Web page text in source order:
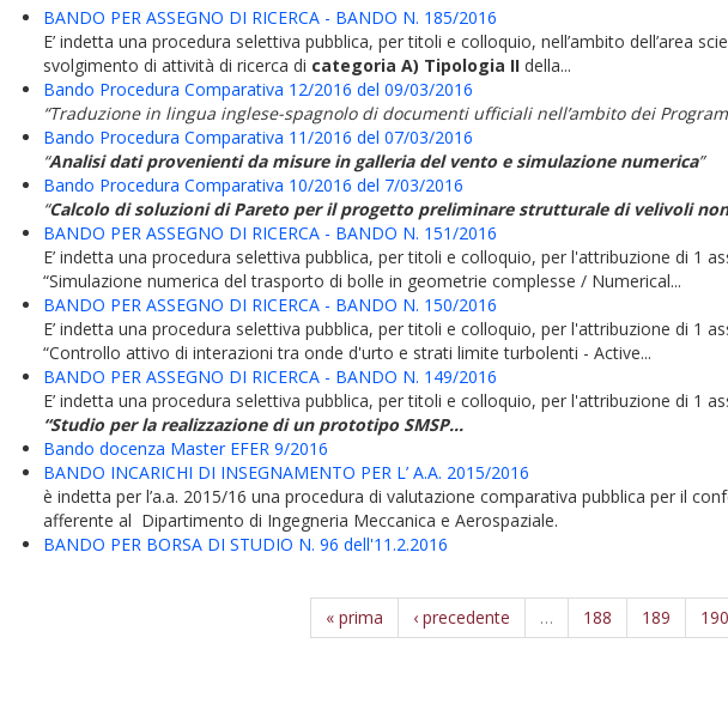
BANDO PER ASSEGNO DI RICERCA - BANDO N. 185/2016
E’ indetta una procedura selettiva pubblica, per titoli e colloquio, nell’ambito dell’area
svolgimento di attività di ricerca di categoria A) Tipologia II della...
Bando Procedura Comparativa 12/2016 del 09/03/2016
“Traduzione in lingua inglese-spagnolo di documenti ufficiali nell’ambito dei
Bando Procedura Comparativa 11/2016 del 07/03/2016
“Analisi dati provenienti da misure in galleria del vento e simulazione numerica”
Bando Procedura Comparativa 10/2016 del 7/03/2016
“Calcolo di soluzioni di Pareto per il progetto preliminare strutturale di velivoli
BANDO PER ASSEGNO DI RICERCA - BANDO N. 151/2016
E’ indetta una procedura selettiva pubblica, per titoli e colloquio, per l'attribuzione di 1
“Simulazione numerica del trasporto di bolle in geometrie complesse / Numerical...
BANDO PER ASSEGNO DI RICERCA - BANDO N. 150/2016
E’ indetta una procedura selettiva pubblica, per titoli e colloquio, per l'attribuzione di 1
“Controllo attivo di interazioni tra onde d'urto e strati limite turbolenti - Active...
BANDO PER ASSEGNO DI RICERCA - BANDO N. 149/2016
E’ indetta una procedura selettiva pubblica, per titoli e colloquio, per l'attribuzione di 1
“Studio per la realizzazione di un prototipo SMSP...
Bando docenza Master EFER 9/2016
BANDO INCARICHI DI INSEGNAMENTO PER L’ A.A. 2015/2016
è indetta per l’a.a. 2015/16 una procedura di valutazione comparativa pubblica per il
afferente al Dipartimento di Ingegneria Meccanica e Aerospaziale.
BANDO PER BORSA DI STUDIO N. 96 dell'11.2.2016
« prima ‹ precedente … 188 189 190